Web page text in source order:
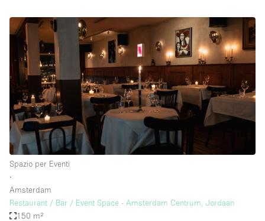
Spazio per Eventi
∙
Amsterdam
Restaurant / Bar / Event Space - Amsterdam Centrum, Jordaan
150 m²